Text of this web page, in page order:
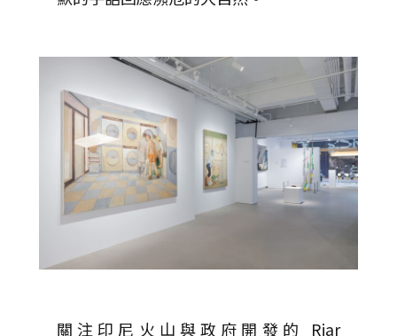
關注印尼火山與政府開發的 Riar